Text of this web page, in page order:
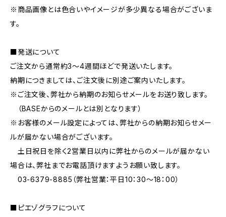
※商品画像とは色合いやイメージが多少異なる場合がございま
す。
■発送について
ご注文から通常約3〜4週間ほどで発送いたします。
納期につきましては、ご注文後に別途ご案内いたします。
※ご注文後、弊社から納期のお知らせメールをお送り致します。
（BASEからのメールとは別となります）
※お客様のメール設定によっては、弊社からの納期お知らせメー
ルが届かない場合がございます。
土日祝日を除く2営業日以内に弊社からのメールが届かない
場合は、弊社までお電話頂けますようお願い致します。
03-6379-8885（弊社営業：平日10：30〜18：00）
■ピエゾグラフについて